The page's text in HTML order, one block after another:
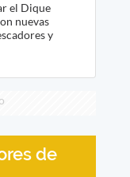
el Dique
nuevas
y
de